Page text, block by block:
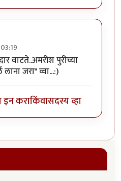
वाटते..अमरीश पुरीच्या
जरा" व्वा...:)
इन कराकिंवासदस्य व्हा